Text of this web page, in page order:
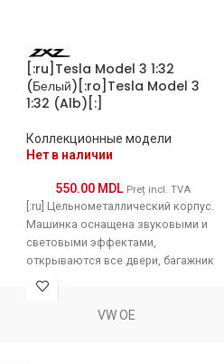
[:ru]Tesla Model 3 1:32
(Белый)[:ro]Tesla Model 3
1:32 (Alb)[:]
Коллекционные модели
Нет в наличии
550.00 MDL Preț incl. TVA
[:ru] Цельнометаллический корпус.
Машинка оснащена звуковыми и
световыми эффектами,
открываются все двери, багажник
и капот. Представлена в
VW OE